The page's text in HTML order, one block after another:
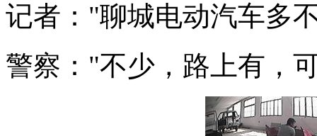
记者："聊城电动汽车多
警察："不少，路上有，